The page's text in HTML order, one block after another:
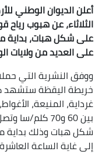
أعلن الديوان الوطني
على شكل هبات، بداية من
على العديد من ولايات
ووفق النشرية التي
خريطة اليقظة ستشهد كل
غرداية، المنيعة،
شكل هبات وذلك بداية
إلى غاية الساعة العاشرة